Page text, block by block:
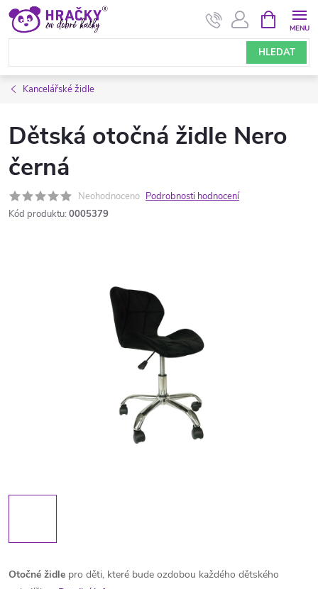
Přejít
obsah
HLEDAT
NÁKUPNÍ
KOŠÍK
Kancelářské židle
Dětská otočná židle Nero
černá
Neohodnoceno Podrobnosti hodnocení
Kód produktu: 0005379
Otočné židle pro děti, které bude ozdobou každého dětského